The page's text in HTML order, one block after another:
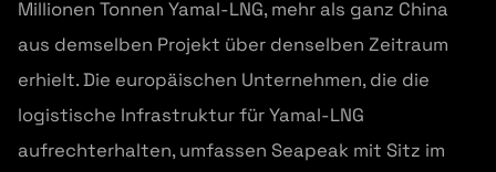
Millionen Tonnen Yamal-LNG, mehr als ganz China
aus demselben Projekt über denselben Zeitraum
erhielt. Die europäischen Unternehmen, die die
logistische Infrastruktur für Yamal-LNG
aufrechterhalten, umfassen Seapeak mit Sitz im